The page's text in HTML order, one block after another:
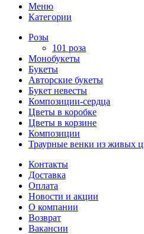
Меню
Категории
Розы
101 роза
Монобукеты
Букеты
Авторские букеты
Букет невесты
Композиции-сердца
Цветы в коробке
Цветы в корзине
Композиции
Траурные венки из живых
Контакты
Доставка
Оплата
Новости и акции
О компании
Возврат
Вакансии